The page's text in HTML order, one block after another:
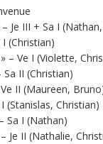
Je III + Sa I
(Christian)
– Ve I (Violette,
II (Christian)
II (Maureen,
(Stanislas, Christian)
Sa I (Nathan)
Je II (Nathalie,